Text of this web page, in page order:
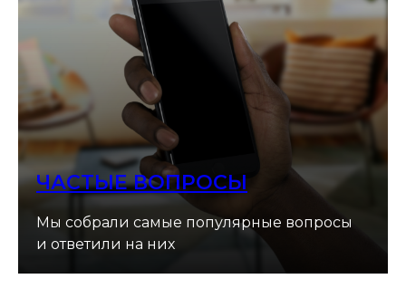
ЧАСТЫЕ ВОПРОСЫ
Мы собрали самые популярные вопросы
и ответили на них